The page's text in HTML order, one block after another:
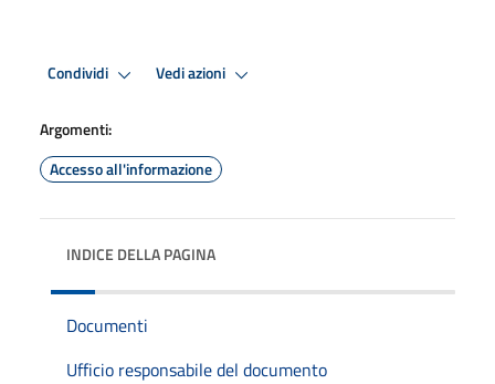
Condividi Vedi azioni
Argomenti:
Accesso all'informazione
INDICE DELLA PAGINA
Documenti
Ufficio responsabile del documento